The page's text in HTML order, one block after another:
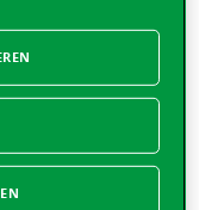
AG